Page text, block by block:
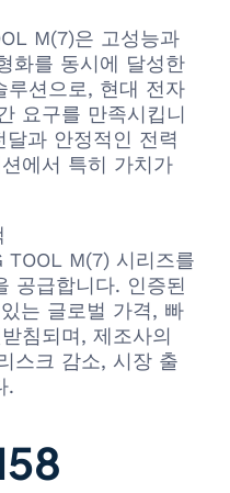
M(7)은 고성능과
화를 동시에 달성한
루션으로, 현대 전자
요구를 만족시킵니
과 안정적인 전력
에서 특히 가치가
TOOL M(7) 시리즈를
공급합니다. 인증된
는 글로벌 가격, 빠
침되며, 제조사의
스크 감소, 시장 출
.